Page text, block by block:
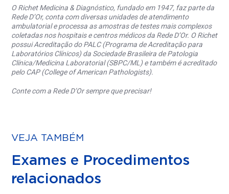
O Richet Medicina & Diagnóstico, fundado em 1947, faz parte da
Rede D’Or, conta com diversas unidades de atendimento
ambulatorial e processa as amostras de testes mais complexos
coletadas nos hospitais e centros médicos da Rede D’Or. O Richet
possui Acreditação do PALC (Programa de Acreditação para
Laboratórios Clínicos) da Sociedade Brasileira de Patologia
Clínica/Medicina Laboratorial (SBPC/ML) e também é acreditado
pelo CAP (College of American Pathologists).
Conte com a Rede D’Or sempre que precisar!
VEJA TAMBÉM
Exames e Procedimentos
relacionados